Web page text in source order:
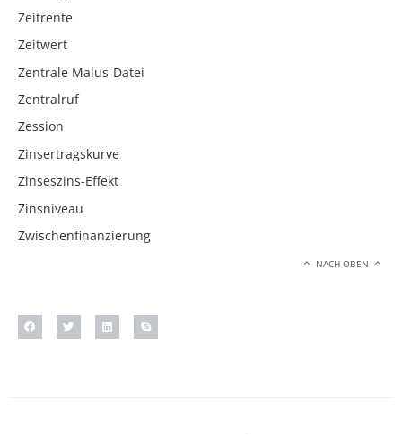
Zeitrente
Zeitwert
Zentrale Malus-Datei
Zentralruf
Zession
Zinsertragskurve
Zinseszins-Effekt
Zinsniveau
Zwischenfinanzierung
NACH OBEN